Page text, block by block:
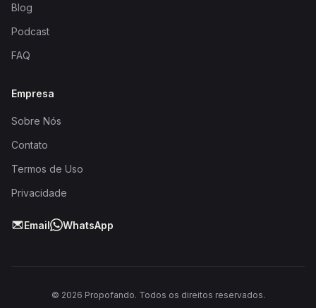
Blog
Podcast
FAQ
Empresa
Sobre Nós
Contato
Termos de Uso
Privacidade
Email WhatsApp
© 2026 Propofando. Todos os direitos reservados.